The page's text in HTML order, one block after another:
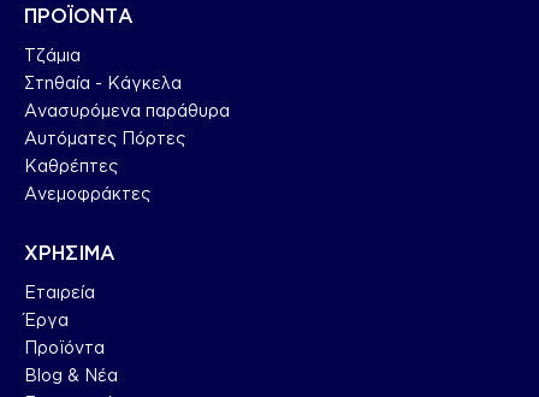
ΠΡΟΪΟΝΤΑ
Τζάμια
Στηθαία - Κάγκελα
Ανασυρόμενα παράθυρα
Αυτόματες Πόρτες
Καθρέπτες
Ανεμοφράκτες
ΧΡΗΣΙΜΑ
Εταιρεία
Έργα
Προϊόντα
Blog & Nέα